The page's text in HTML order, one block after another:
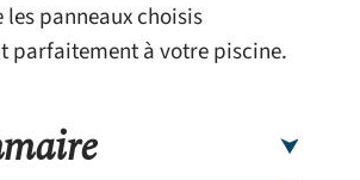
les panneaux choisis
parfaitement à votre piscine.